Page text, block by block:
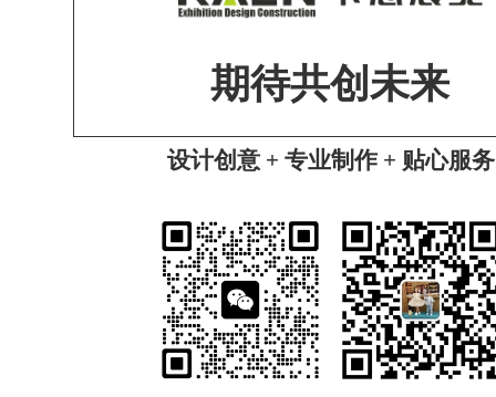
期待共创未来
设计创意 + 专业制作 + 贴心服务